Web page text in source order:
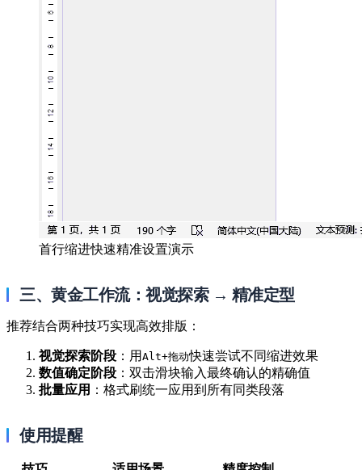
首行缩进快速精准设置演示
三、黄金工作流：视觉探索 → 精准定型
推荐结合两种技巧实现高效排版：
视觉探索阶段 ：用 Alt+拖动快速尝试不同缩进效果
数值确定阶段 ：双击滑块输入最终确认的精确值
批量应用 ：格式刷统一应用到所有同类段落
使用提醒